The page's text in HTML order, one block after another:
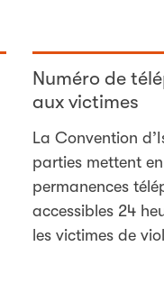
Numéro de
aux victimes
La Convention
parties mettent
permanences
accessibles 24
les victimes de